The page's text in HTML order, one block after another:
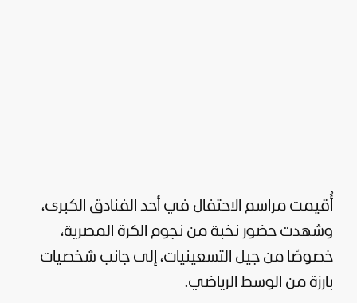
أُقيمت مراسم الاحتفال في أحد الفنادق الكبرى،
وشهدت حضور نخبة من نجوم الكرة المصرية،
خصوصًا من جيل التسعينيات، إلى جانب شخصيات
بارزة من الوسط الرياضي.